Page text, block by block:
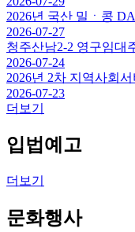
2026년 국산 밀ㆍ콩
2026-07-27
청주산남2-2 영구임대
2026-07-24
2026년 2차 지역사회
2026-07-23
더보기
입법예고
더보기
문화행사